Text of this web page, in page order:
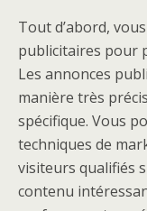
Tout d’abord,
publicitaires pour
Les annonces
manière très
spécifique. Vous
techniques de
visiteurs qualifiés
contenu